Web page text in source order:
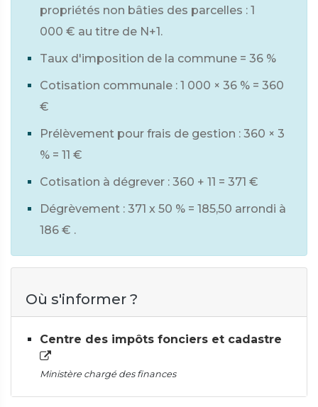
propriétés non bâties des parcelles : 1
000 € au titre de N+1.
Taux d'imposition de la commune = 36 %
Cotisation communale : 1 000 × 36 % = 360
€
Prélèvement pour frais de gestion : 360 × 3
% = 11 €
Cotisation à dégrever : 360 + 11 = 371 €
Dégrèvement : 371 x 50 % = 185,50 arrondi à
186 € .
Où s'informer ?
Centre des impôts fonciers et cadastre
Ministère chargé des finances